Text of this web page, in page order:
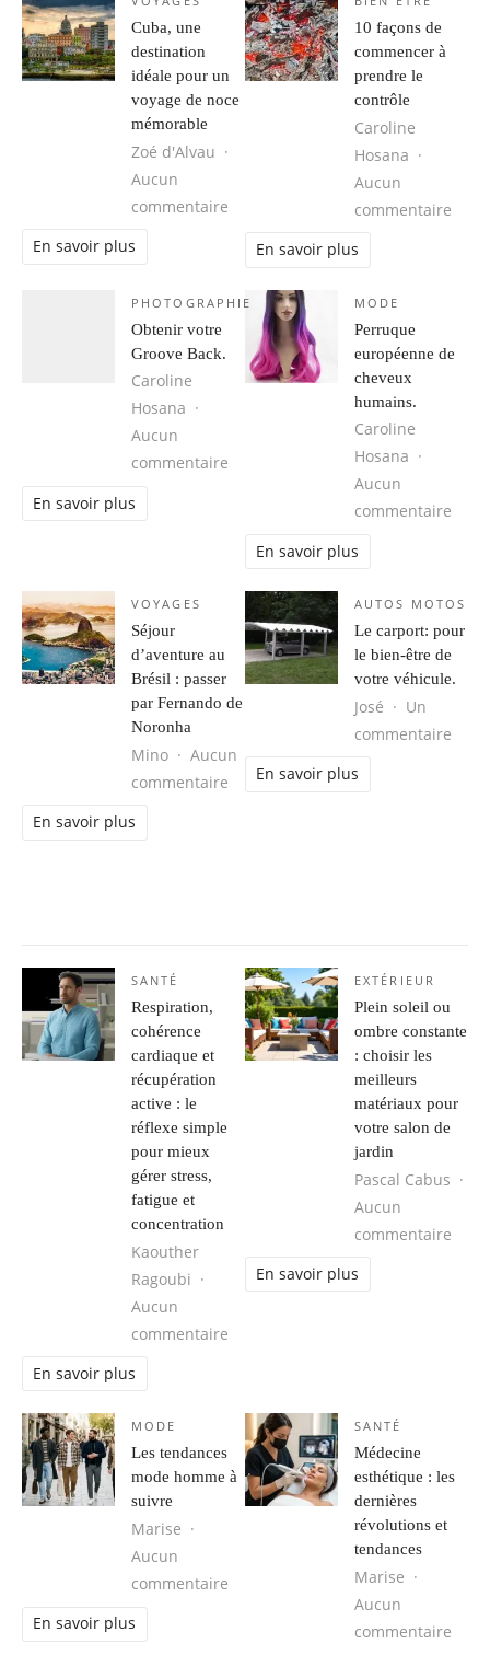
Cuba, une
destination
idéale pour un
voyage de noce
mémorable
Zoé d'Alvau
Aucun
commentaire sur Cuba, une destination idéale
En savoir plus
10 façons de
commencer à
prendre le
contrôle
Caroline
Hosana
Aucun
commentaire
En savoir plus
PHOTOGRAPHIE
Obtenir votre
Groove Back.
Caroline
Hosana
Aucun
commentaire sur Obtenir votre Groove Back.
En savoir plus
MODE
Perruque
européenne de
cheveux
humains.
Caroline
Hosana
Aucun
commentaire
En savoir plus
VOYAGES
Séjour
d’aventure au
Brésil : passer
par Fernando de
Noronha
Mino
Aucun
commentaire sur Séjour d’aventure au Brésil :
En savoir plus
AUTOS MOTOS
Le carport: pour
le bien-être de
votre véhicule.
José
Un
commentaire
En savoir plus
SANTÉ
Respiration,
cohérence
cardiaque et
récupération
active : le
réflexe simple
pour mieux
gérer stress,
fatigue et
concentration
Kaouther
Ragoubi
Aucun
commentaire
En savoir plus
EXTÉRIEUR
Plein soleil ou
ombre constante
: choisir les
meilleurs
matériaux pour
votre salon de
jardin
Pascal Cabus
Aucun
commentaire
En savoir plus
MODE
Les tendances
mode homme à
suivre
Marise
Aucun
commentaire sur Les tendances mode homme à
En savoir plus
SANTÉ
Médecine
esthétique : les
dernières
révolutions et
tendances
Marise
Aucun
commentaire